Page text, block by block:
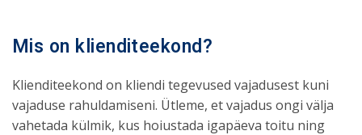
Mis on klienditeekond?
Klienditeekond on kliendi tegevused vajadusest kuni
vajaduse rahuldamiseni. Ütleme, et vajadus ongi välja
vahetada külmik, kus hoiustada igapäeva toitu ning